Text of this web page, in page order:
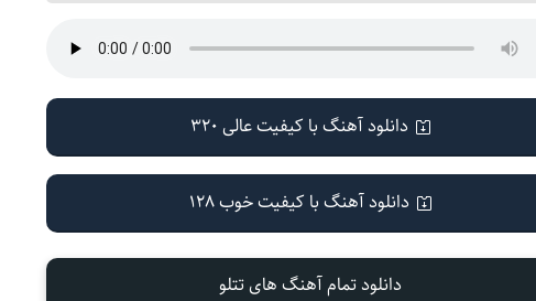
دانلود آهنگ با کیفیت عالی 320
دانلود آهنگ با کیفیت خوب 128
دانلود تمام آهنگ های تتلو